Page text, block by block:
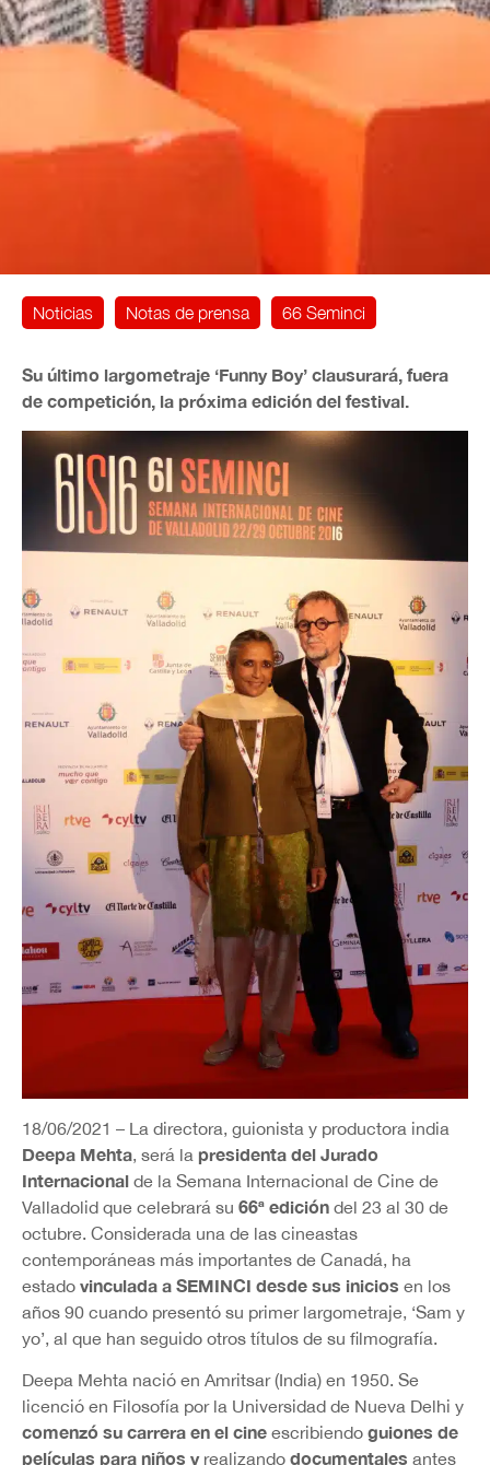
Noticias Notas de prensa 66 Seminci
Su último largometraje ‘Funny Boy’ clausurará, fuera
de competición, la próxima edición del festival.
18/06/2021 – La directora, guionista y productora india
Deepa Mehta, será la presidenta del Jurado
Internacional de la Semana Internacional de Cine de
Valladolid que celebrará su 66ª edición del 23 al 30 de
octubre. Considerada una de las cineastas
contemporáneas más importantes de Canadá, ha
estado vinculada a SEMINCI desde sus inicios en los
años 90 cuando presentó su primer largometraje, ‘Sam y
yo’, al que han seguido otros títulos de su filmografía.
Deepa Mehta nació en Amritsar (India) en 1950. Se
licenció en Filosofía por la Universidad de Nueva Delhi y
comenzó su carrera en el cine escribiendo guiones de
películas para niños yrealizando documentales antes